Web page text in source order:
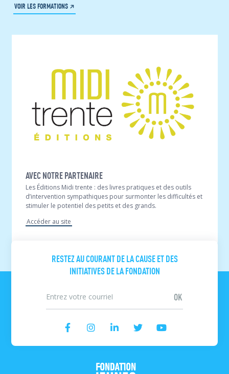
VOIR LES FORMATIONS ↗
AVEC NOTRE PARTENAIRE
Les Éditions Midi trente : des livres pratiques et des outils
d’intervention sympathiques pour surmonter les difficultés et
stimuler le potentiel des petits et des grands.
Accéder au site
RESTEZ AU COURANT DE LA CAUSE ET DES
INITIATIVES DE LA FONDATION